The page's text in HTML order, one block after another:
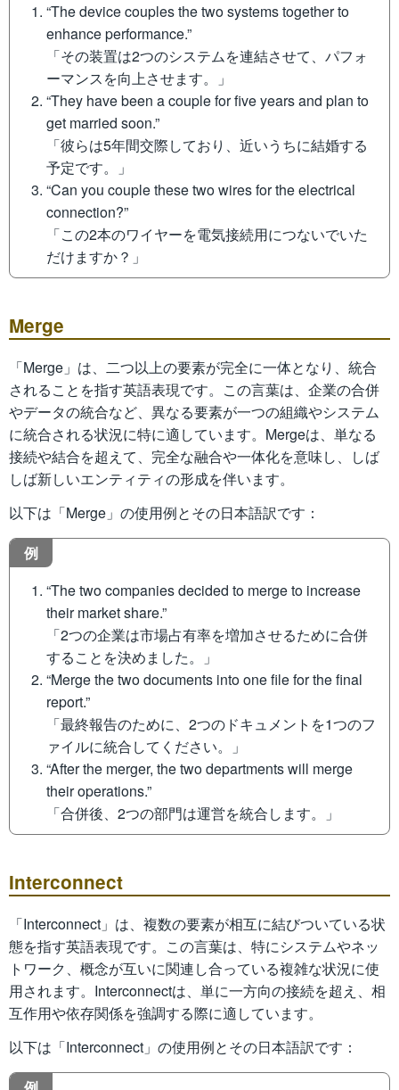
“The device couples the two systems together to
enhance performance.”
「その装置は2つのシステムを連結させて、パフォ
ーマンスを向上させます。」
“They have been a couple for five years and plan to
get married soon.”
「彼らは5年間交際しており、近いうちに結婚する
予定です。」
“Can you couple these two wires for the electrical
connection?”
「この2本のワイヤーを電気接続用につないでいた
だけますか？」
Merge
「Merge」は、二つ以上の要素が完全に一体となり、統合
されることを指す英語表現です。この言葉は、企業の合併
やデータの統合など、異なる要素が一つの組織やシステム
に統合される状況に特に適しています。Mergeは、単なる
接続や結合を超えて、完全な融合や一体化を意味し、しば
しば新しいエンティティの形成を伴います。
以下は「Merge」の使用例とその日本語訳です：
例
“The two companies decided to merge to increase
their market share.”
「2つの企業は市場占有率を増加させるために合併
することを決めました。」
“Merge the two documents into one file for the final
report.”
「最終報告のために、2つのドキュメントを1つのフ
ァイルに統合してください。」
“After the merger, the two departments will merge
their operations.”
「合併後、2つの部門は運営を統合します。」
Interconnect
「Interconnect」は、複数の要素が相互に結びついている状
態を指す英語表現です。この言葉は、特にシステムやネッ
トワーク、概念が互いに関連し合っている複雑な状況に使
用されます。Interconnectは、単に一方向の接続を超え、相
互作用や依存関係を強調する際に適しています。
以下は「Interconnect」の使用例とその日本語訳です：